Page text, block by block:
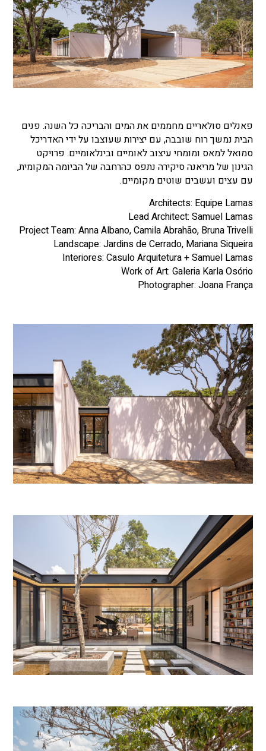
פאנלים סולאריים מחממים את המים והבריכה כל השנה. פנים
הבית נמשך רוח שובבה, עם יצירות שעוצבו על ידי האדריכל
סמואל למאס ומומחי עיצוב לאומיים ובינלאומיים. פרויקט
הגינון של מריאנה סיקירה נתפס כהרחבה של הביומה המקומית,
עם עצים ועשבים שוטים מקומיים.
Architects: Equipe Lamas
Lead Architect: Samuel Lamas
Project Team: Anna Albano, Camila Abrahão, Bruna Trivelli
Landscape: Jardins de Cerrado, Mariana Siqueira
Interiores: Casulo Arquitetura + Samuel Lamas
Work of Art: Galeria Karla Osório
Photographer: Joana França